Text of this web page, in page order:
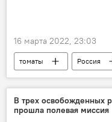
16 марта 2022, 23:03
томаты Россия
Экономика
Азербайджан
В трех освобожденных
прошла полевая миссия